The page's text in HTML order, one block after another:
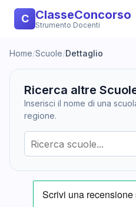
C ClasseConcorso
Strumento Docenti
Home/Scuole/Dettaglio
Ricerca altre
Inserisci il nome di una
regione.